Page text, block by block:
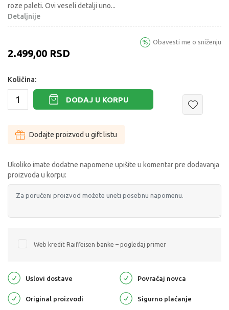
roze paleti. Ovi veseli detalji uno...
Detaljnije
2.499,00 RSD
Obavesti me o sniženju
Količina:
DODAJ U KORPU
Dodajte proizvod u gift listu
Ukoliko imate dodatne napomene upišite u komentar pre dodavanja
proizvoda u korpu:
Web kredit Raiffeisen banke – pogledaj primer
Uslovi dostave Povraćaj novca
Original proizvodi Sigurno plaćanje